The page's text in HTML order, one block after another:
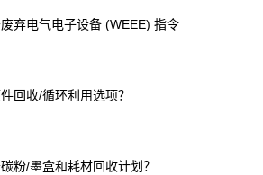
弃电气电子设备 (WEEE) 指令
回收/循环利用选项？
粉/墨盒和耗材回收计划？